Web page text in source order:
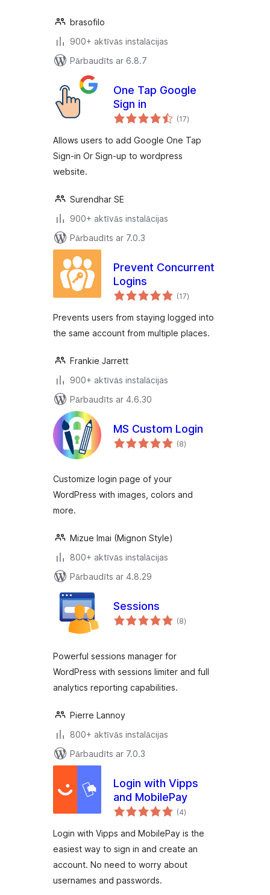
brasofilo
900+ aktīvās instalācijas
Pārbaudīts ar 6.8.7
One Tap Google
Sign in
(17vērtējumu
kopsumma
)
Allows users to add Google One Tap
Sign-in Or Sign-up to wordpress
website.
Surendhar SE
900+ aktīvās instalācijas
Pārbaudīts ar 7.0.3
Prevent Concurrent
Logins
(17vērtējumu
kopsumma
)
Prevents users from staying logged into
the same account from multiple places.
Frankie Jarrett
900+ aktīvās instalācijas
Pārbaudīts ar 4.6.30
MS Custom Login
(8vērtējumu
kopsumma
)
Customize login page of your
WordPress with images, colors and
more.
Mizue Imai (Mignon Style)
800+ aktīvās instalācijas
Pārbaudīts ar 4.8.29
Sessions
(8vērtējumu
kopsumma
)
Powerful sessions manager for
WordPress with sessions limiter and full
analytics reporting capabilities.
Pierre Lannoy
800+ aktīvās instalācijas
Pārbaudīts ar 7.0.3
Login with Vipps
and MobilePay
(4vērtējumu
kopsumma
)
Login with Vipps and MobilePay is the
easiest way to sign in and create an
account. No need to worry about
usernames and passwords.